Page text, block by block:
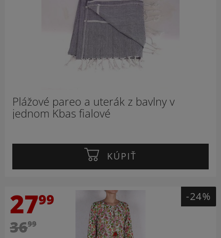
Plážové pareo a uterák z bavlny v
jednom Kbas fialové
KÚPIŤ
2799
3699
-24%